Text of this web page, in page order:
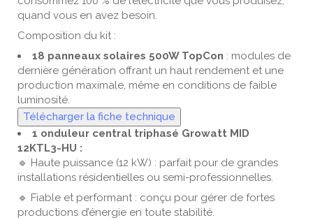
quand vous en avez besoin.
Composition du kit :
18 panneaux solaires 500W TopCon : modules de
dernière génération offrant un haut rendement et une
production maximale, même en conditions de faible
luminosité.
Télécharger la fiche technique
1 onduleur central triphasé Growatt MID
12KTL3-HU :
🔹 Haute puissance (12 kW) : parfait pour de grandes
installations résidentielles ou semi-professionnelles.
🔹 Fiable et performant : conçu pour gérer de fortes
productions d’énergie en toute stabilité.